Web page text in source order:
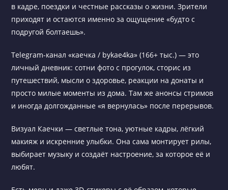
в кадре, поездки и честные рассказы о жизни. Зрители
приходят и остаются именно за ощущение «будто с
подругой болтаешь».
Telegram-канал «каечка / bykae4ka» (166+ тыс.) — это
личный дневник: сотни фото с прогулок, сторис из
путешествий, мысли о здоровье, реакции на донаты и
просто милые моменты из дома. Там же анонсы стримов
и иногда долгожданные «я вернулась» после перерывов.
Визуал Каечки — светлые тона, уютные кадры, лёгкий
макияж и искренние улыбки. Она сама монтирует рилы,
выбирает музыку и создаёт настроение, за которое её и
любят.